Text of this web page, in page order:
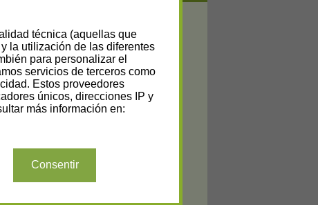
técnica (aquellas que
la utilización de las diferentes
para personalizar el
servicios de terceros como
Estos proveedores
únicos, direcciones IP y
más información en:
Consentir